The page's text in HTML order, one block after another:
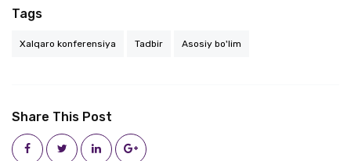
Tags
Xalqaro konferensiya Tadbir Asosiy bo'lim
Share This Post